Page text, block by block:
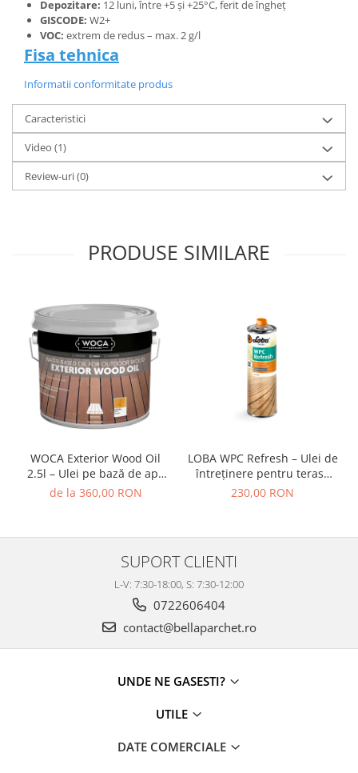
Depozitare: 12 luni, între +5 și +25°C, ferit de îngheț
GISCODE: W2+
VOC: extrem de redus – max. 2 g/l
Fisa tehnica
Informatii conformitate produs
Caracteristici
Video (1)
Review-uri(0)
PRODUSE SIMILARE
WOCA Exterior Wood Oil
2.5l – Ulei pe bază de apă
pentru lemn exterior
de la 360,00 RON
LOBA WPC Refresh – Ulei de
întreținere pentru terase
WPC și lemn tratat cu ulei
230,00 RON
SUPORT CLIENTI
L-V: 7:30-18:00, S: 7:30-12:00
0722606404
contact@bellaparchet.ro
UNDE NE GASESTI?
UTILE
DATE COMERCIALE